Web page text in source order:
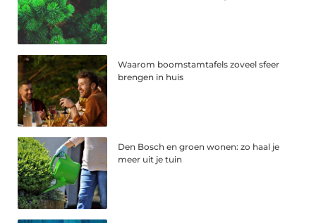
Waarom boomstamtafels zoveel sfeer
brengen in huis
Den Bosch en groen wonen: zo haal je
meer uit je tuin